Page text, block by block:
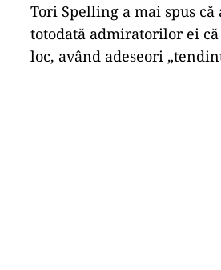
Tori Spelling a mai spus
totodată admiratorilor ei
loc, având adeseori